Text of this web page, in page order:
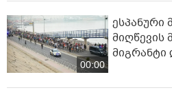
00:00
ესპანური
მიღწევის
მიგრანტი